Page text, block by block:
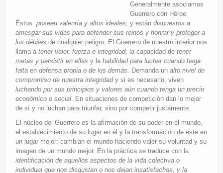
Generalmente asociamos
Guerrero con Héroe.
Éstos poseen valentía y altos ideales, y están dispuestos a
arriesgar sus vidas para defender sus reinos y honrar y proteger a
los débiles de cualquier peligro. El Guerrero de nuestro interior nos
llama a tener valor, fuerza e integridad; la capacidad de tener
metas y persistir en ellas y la habilidad para luchar cuando haga
falta en defensa propia o de los demás. Demanda un alto nivel de
compromiso de nuestra integridady si es necesario, viven
luchando por sus principios y valores aún cuando tenga un precio
económico o social. En situaciones de competición dan lo mejor
de sí y no luchan para triunfar, sino por competir justamente.
El núcleo del Guerrero es la afirmación de su poder en el mundo,
el establecimiento de su lugar en él y la transformación de éste en
un lugar mejor; cambian el mundo haciendo valer su voluntad y su
imagen de un mundo mejor. En la práctica se traduce con la
identificación de aquellos aspectos de la vida colectiva o
individual que nos disgustan o nos dejan insatisfechos, y la